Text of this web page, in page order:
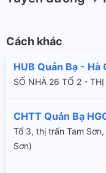
Cách khác
HUB Quản Bạ - Hà
SỐ NHÀ 26 TỔ 2 -
CHTT Quản Bạ
Tổ 3, thị trấn Tam
Sơn)